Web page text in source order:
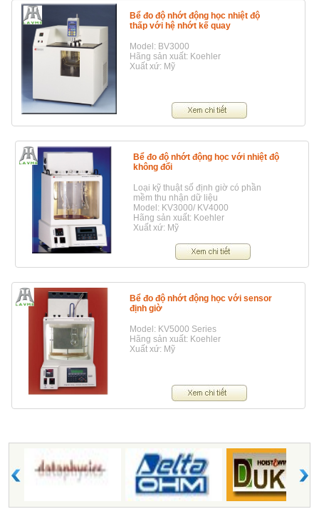
Bể đo độ nhớt động học nhiệt độ
thấp với hệ nhớt kế quay
Model: BV3000
Hãng sản xuất: Koehler
Xuất xứ: Mỹ
Bể đo độ nhớt động học với nhiệt độ
không đổi
Loại kỹ thuật số định giờ có phần
mềm thu nhận dữ liệu
Model: KV3000/ KV4000
Hãng sản xuất: Koehler
Xuất xứ: Mỹ
Bể đo độ nhớt động học với sensor
định giờ
Model: KV5000 Series
Hãng sản xuất: Koehler
Xuất xứ: Mỹ